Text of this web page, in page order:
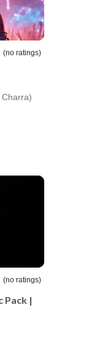
(no ratings)
(no ratings)
Pack |